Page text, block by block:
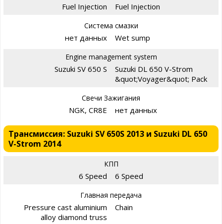
Fuel Injection Fuel Injection
Система смазки
нет данных Wet sump
Engine management system
Suzuki SV 650 S
Suzuki DL 650 V-Strom
&quot;Voyager&quot; Pack
Свечи Зажигания
NGK, CR8E нет данных
Трансмиссия: Suzuki SV 650S 2013 и Suzuki DL 650
V-Strom 2014
КПП
6 Speed 6 Speed
Главная передача
Pressure cast aluminium
alloy diamond truss
Chain